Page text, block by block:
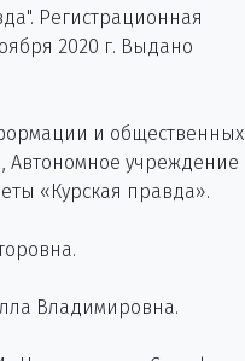
Регистрационная
2020 г. Выдано
и общественных
Автономное учреждение
«Курская правда».
Владимировна.